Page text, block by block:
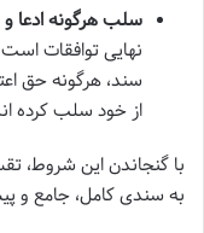
سلب هرگونه ادعا
نهایی توافقات
سند، هرگونه حق
از خود سلب کرده
با گنجاندن این شروط،
به سندی کامل، جامع و